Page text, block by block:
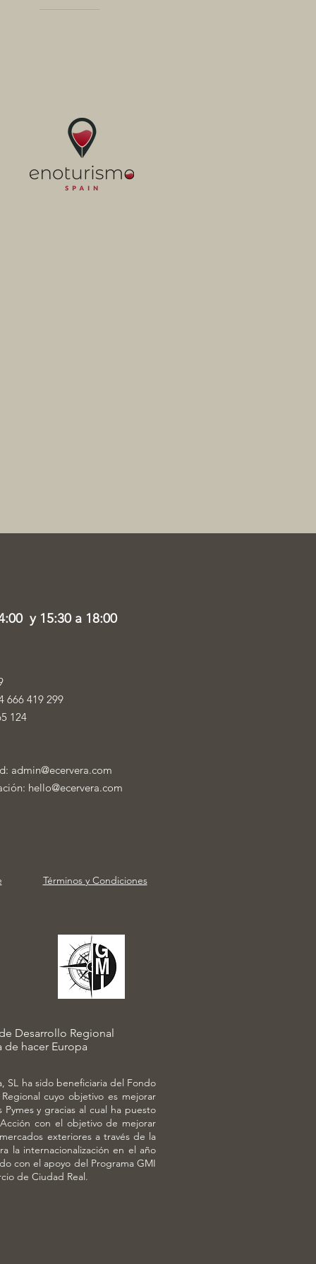
y 15:30 a 18:00
666 419 299
124
admin@ecervera.com
hello@ecervera.com
Términos y Condiciones
Desarrollo Regional
de hacer Europa
SL ha sido beneficiaria del Fondo
cuyo objetivo es mejorar
y gracias al cual ha puesto
con el objetivo de mejorar
exteriores a través de la
la internacionalización en el año
con el apoyo del Programa GMI
de Ciudad Real.